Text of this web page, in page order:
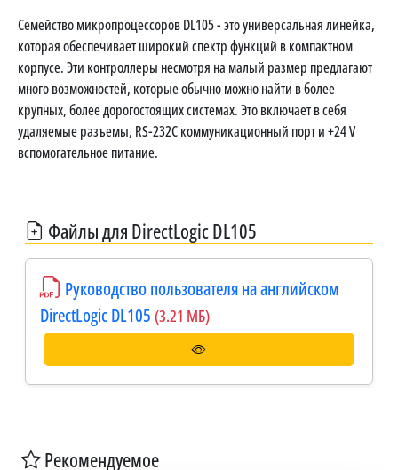
Семейство микропроцессоров DL105 - это универсальная линейка,
которая обеспечивает широкий спектр функций в компактном
корпусе. Эти контроллеры несмотря на малый размер предлагают
много возможностей, которые обычно можно найти в более
крупных, более дорогостоящих системах. Это включает в себя
удаляемые разъемы, RS-232C коммуникационный порт и +24 V
вспомогательное питание.
Файлы для DirectLogic DL105
Руководство пользователя на английском
DirectLogic DL105 (3.21 МБ)
Рекомендуемое